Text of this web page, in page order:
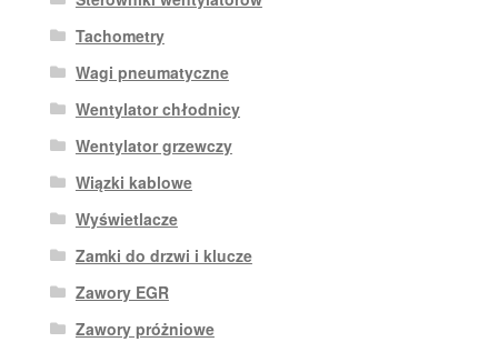
Tachometry
Wagi pneumatyczne
Wentylator chłodnicy
Wentylator grzewczy
Wiązki kablowe
Wyświetlacze
Zamki do drzwi i klucze
Zawory EGR
Zawory próżniowe